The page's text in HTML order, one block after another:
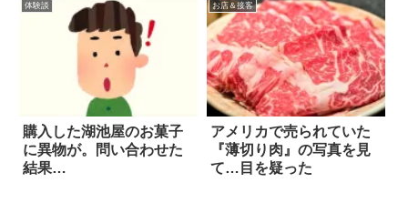
体験談
購入した湖池屋のお菓子
に異物が。問い合わせた
結果…
お店＆接客
アメリカで売られていた
『薄切り肉』の写真を見
て…目を疑った